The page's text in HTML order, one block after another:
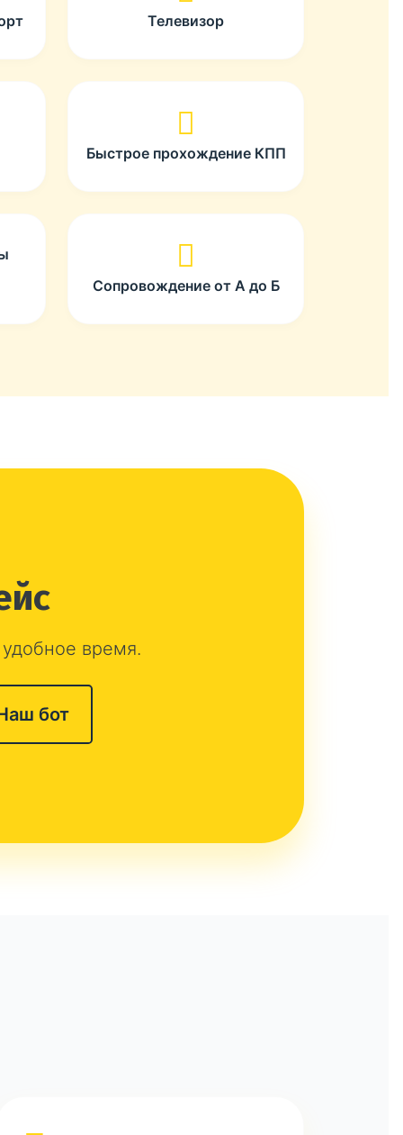
Телевизор
Быстрое прохождение КПП
Сопровождение от А до Б
время.
бот